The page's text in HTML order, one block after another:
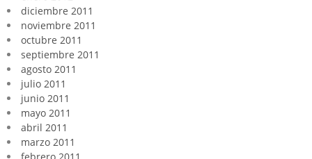
diciembre 2011
noviembre 2011
octubre 2011
septiembre 2011
agosto 2011
julio 2011
junio 2011
mayo 2011
abril 2011
marzo 2011